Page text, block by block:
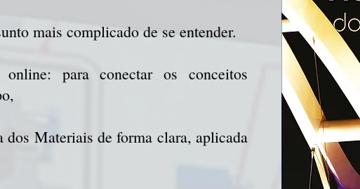
mais complicado de se entender.
para conectar os conceitos
dos Materiais de forma clara, aplicada